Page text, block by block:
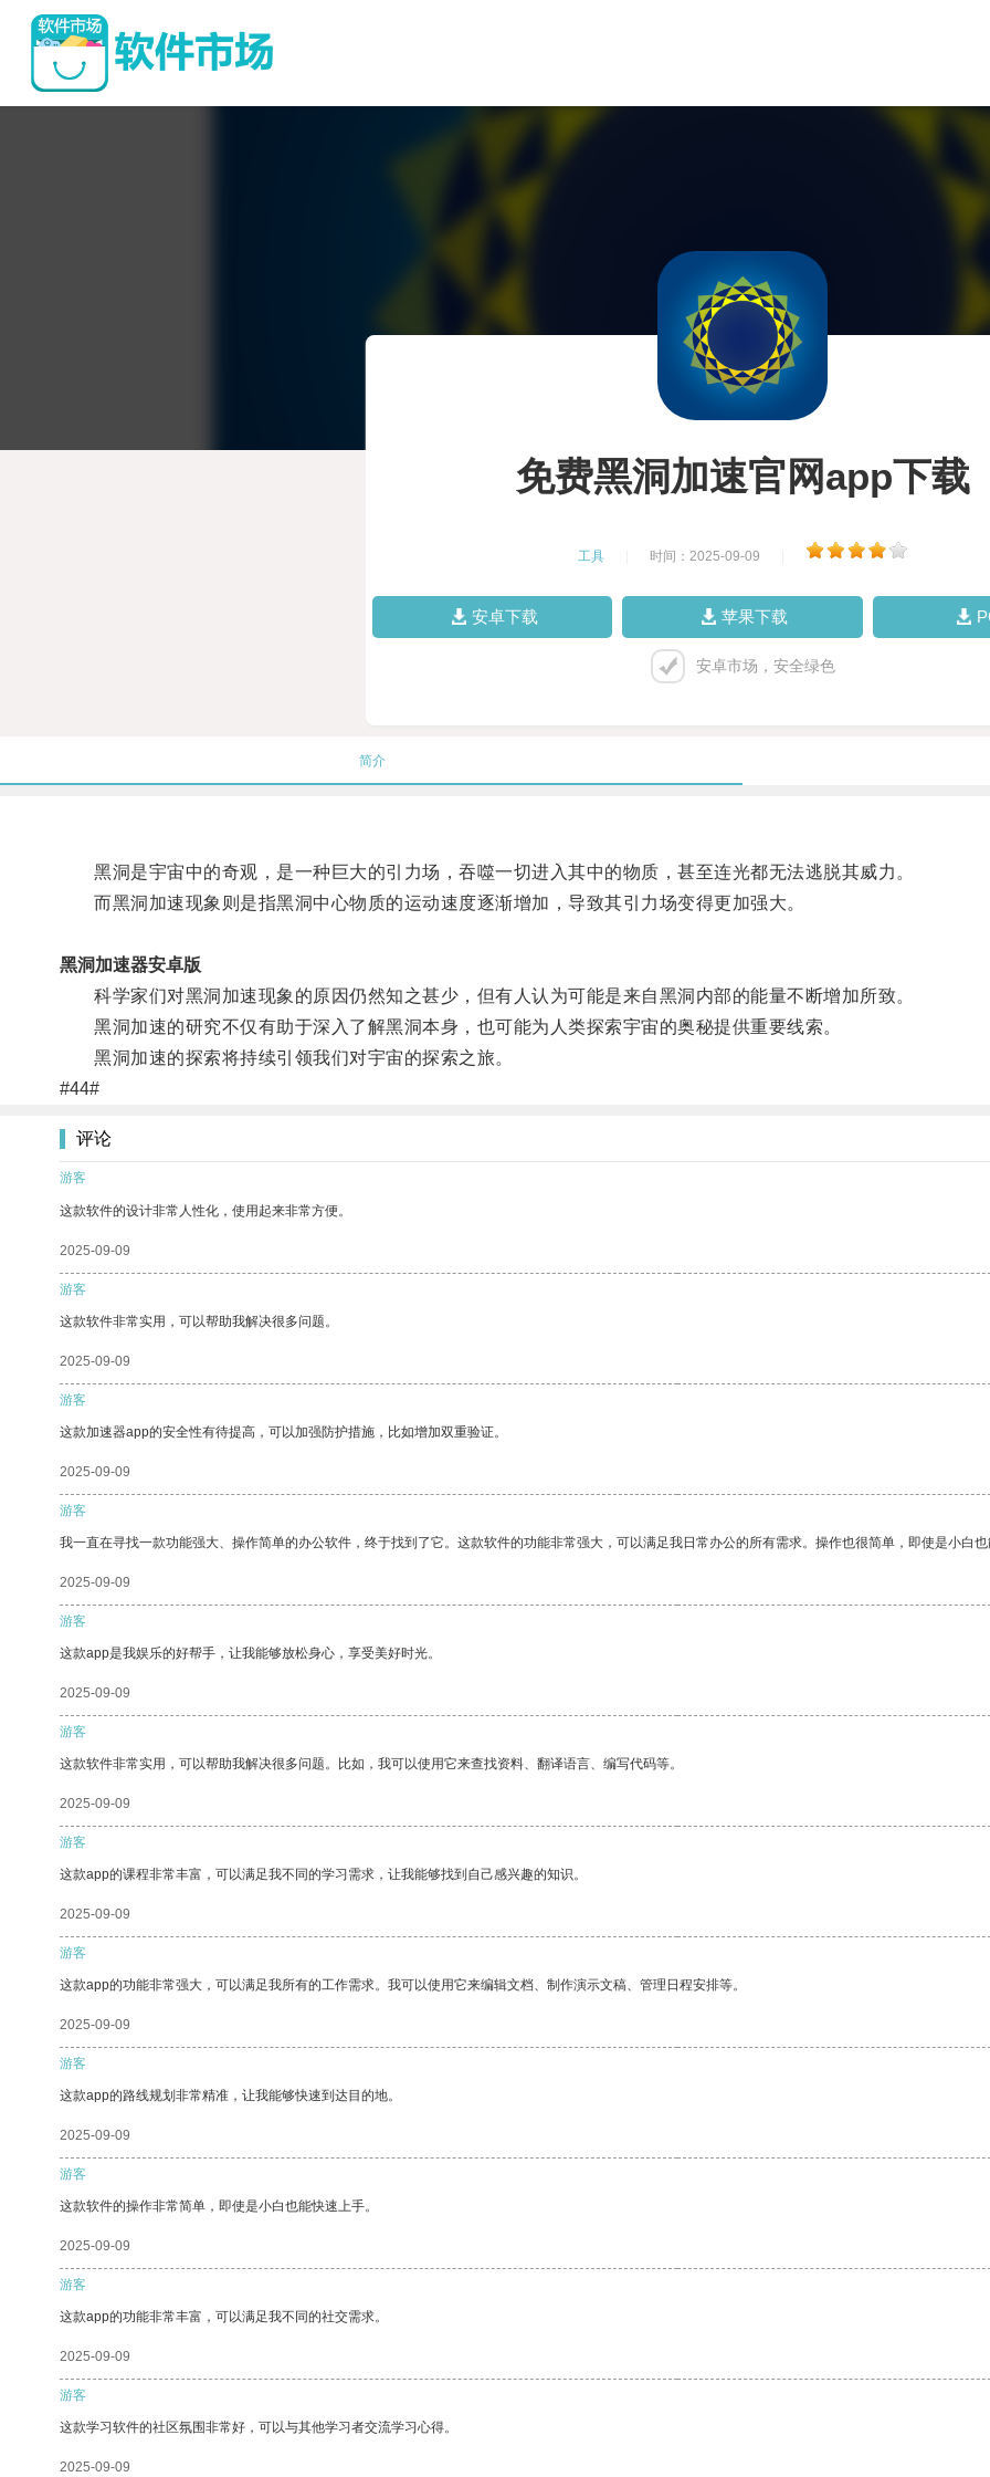
免费黑洞加速官网app下载
工具 时间：2025-09-09
安卓下载 苹果下载
安卓市场，安全绿色
简介
黑洞是宇宙中的奇观，是一种巨大的引力场，吞噬一切进入其中的物质，甚至连光都无法逃脱其威力。
而黑洞加速现象则是指黑洞中心物质的运动速度逐渐增加，导致其引力场变得更加强大。
黑洞加速器安卓版
科学家们对黑洞加速现象的原因仍然知之甚少，但有人认为可能是来自黑洞内部的能量不断增加所致。
黑洞加速的研究不仅有助于深入了解黑洞本身，也可能为人类探索宇宙的奥秘提供重要线索。
黑洞加速的探索将持续引领我们对宇宙的探索之旅。
#44#
评论
游客
这款软件的设计非常人性化，使用起来非常方便。
2025-09-09
游客
这款软件非常实用，可以帮助我解决很多问题。
2025-09-09
游客
这款加速器app的安全性有待提高，可以加强防护措施，比如增加双重验证。
2025-09-09
游客
我一直在寻找一款功能强大、操作简单的办公软件，终于找到了它。这款软件的功能非常强大，可以满足我日常办公的所有需求。操作也很简单，即使是小白也
2025-09-09
游客
这款app是我娱乐的好帮手，让我能够放松身心，享受美好时光。
2025-09-09
游客
这款软件非常实用，可以帮助我解决很多问题。比如，我可以使用它来查找资料、翻译语言、编写代码等。
2025-09-09
游客
这款app的课程非常丰富，可以满足我不同的学习需求，让我能够找到自己感兴趣的知识。
2025-09-09
游客
这款app的功能非常强大，可以满足我所有的工作需求。我可以使用它来编辑文档、制作演示文稿、管理日程安排等。
2025-09-09
游客
这款app的路线规划非常精准，让我能够快速到达目的地。
2025-09-09
游客
这款软件的操作非常简单，即使是小白也能快速上手。
2025-09-09
游客
这款app的功能非常丰富，可以满足我不同的社交需求。
2025-09-09
游客
这款学习软件的社区氛围非常好，可以与其他学习者交流学习心得。
2025-09-09